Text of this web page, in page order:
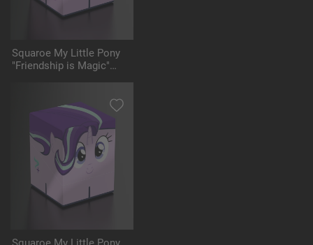
Squaroe My Little Pony
"Friendship is Magic"